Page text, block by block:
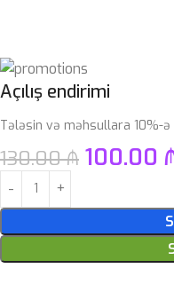
Açılış endirimi
Tələsin və məhsullara 10%-
130.00₼ 100.00